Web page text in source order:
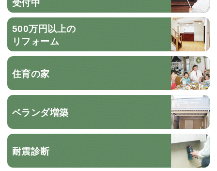
500万円以上の
リフォーム
住育の家
ベランダ増築
耐震診断